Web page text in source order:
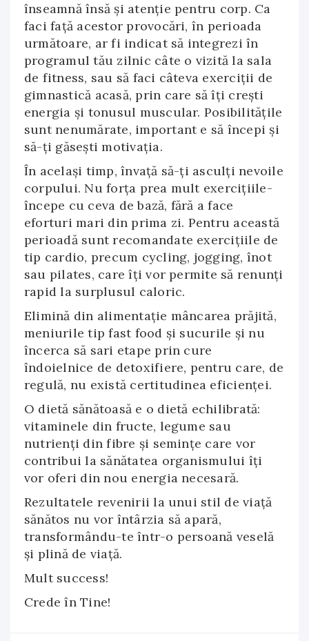
înseamnă însă și atenție pentru corp. Ca
faci față acestor provocări, în perioada
următoare, ar fi indicat să integrezi în
programul tău zilnic câte o vizită la sala
de fitness, sau să faci câteva exerciții de
gimnastică acasă, prin care să îți crești
energia și tonusul muscular. Posibilitățile
sunt nenumărate, important e să începi și
să-ți găsești motivația.
În același timp, învață să-ți asculți nevoile
corpului. Nu forța prea mult exercițiile-
începe cu ceva de bază, fără a face
eforturi mari din prima zi. Pentru această
perioadă sunt recomandate exercițiile de
tip cardio, precum cycling, jogging, înot
sau pilates, care îți vor permite să renunți
rapid la surplusul caloric.
Elimină din alimentație mâncarea prăjită,
meniurile tip fast food și sucurile și nu
încerca să sari etape prin cure
îndoielnice de detoxifiere, pentru care, de
regulă, nu există certitudinea eficienței.
O dietă sănătoasă e o dietă echilibrată:
vitaminele din fructe, legume sau
nutrienți din fibre și semințe care vor
contribui la sănătatea organismului îți
vor oferi din nou energia necesară.
Rezultatele revenirii la unui stil de viață
sănătos nu vor întârzia să apară,
transformându-te într-o persoană veselă
și plină de viață.
Mult success!
Crede în Tine!